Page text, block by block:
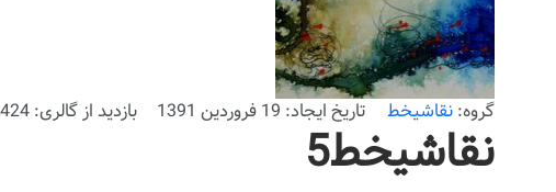
گروه:نقاشیخط تاریخ ایجاد: 19 فروردین 1391 بازدید از گالری: 424 بار
نقاشیخط5